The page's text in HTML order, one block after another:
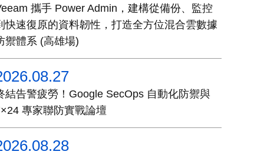
攜手 Power Admin，建構從備份、監控
快速復原的資料韌性，打造全方位混合雲數據
禦體系 (高雄場)
結告警疲勞！Google SecOps 自動化防禦與
專家聯防實戰論壇